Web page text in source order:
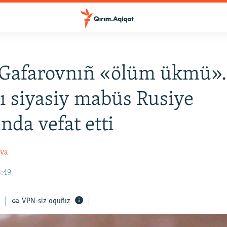
«ölüm ükmü».
siyasiy mabüs Rusiye
vefat etti
VPN-siz oquñız